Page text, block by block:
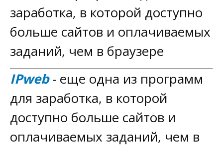
заработка, в которой доступно
больше сайтов и оплачиваемых
заданий, чем в браузере
IPweb- еще одна из программ
для заработка, в которой
доступно больше сайтов и
оплачиваемых заданий, чем в